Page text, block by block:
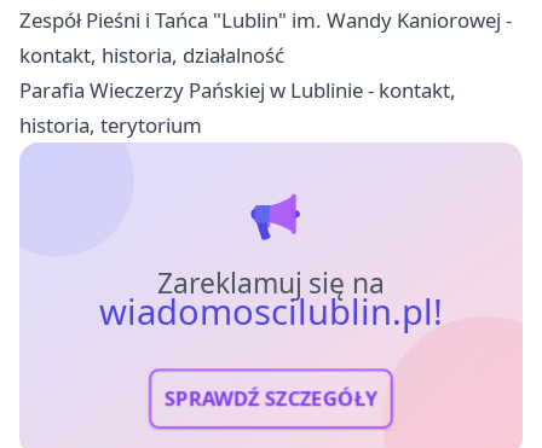
Zespół Pieśni i Tańca "Lublin" im. Wandy Kaniorowej -
kontakt, historia, działalność
Parafia Wieczerzy Pańskiej w Lublinie - kontakt,
historia, terytorium
Zareklamuj się na
wiadomoscilublin.pl!
SPRAWDŹ SZCZEGÓŁY